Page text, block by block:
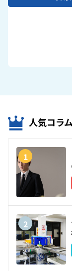
人気コラ